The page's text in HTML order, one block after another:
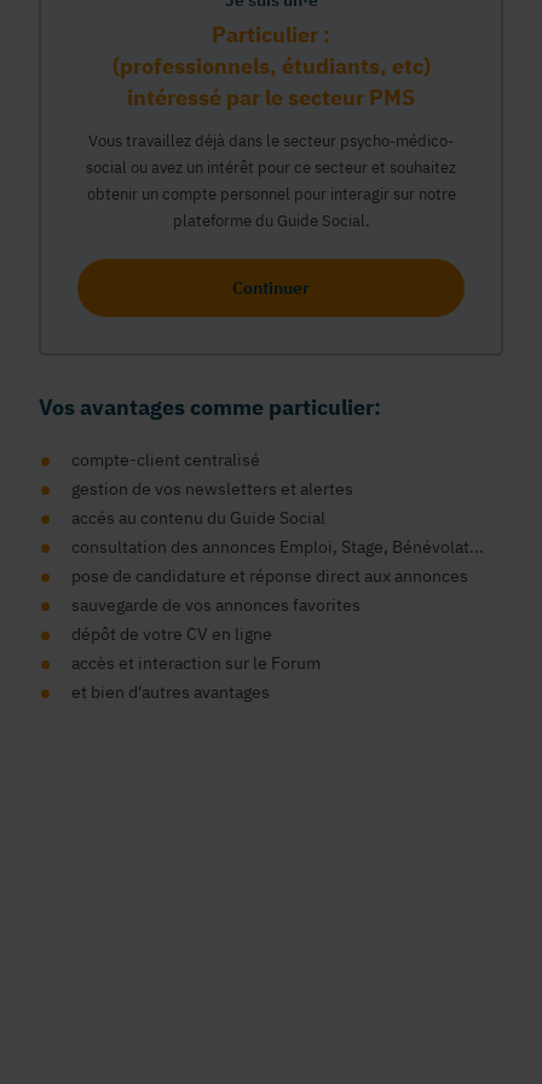
Particulier :
(professionnels, étudiants, etc)
intéressé par le secteur PMS
Vous travaillez déjà dans le secteur psycho-médico-
social ou avez un intérêt pour ce secteur et souhaitez
obtenir un compte personnel pour interagir sur notre
plateforme du Guide Social.
Continuer
Vos avantages comme particulier:
compte-client centralisé
gestion de vos newsletters et alertes
accés au contenu du Guide Social
consultation des annonces Emploi, Stage, Bénévolat...
pose de candidature et réponse direct aux annonces
sauvegarde de vos annonces favorites
dépôt de votre CV en ligne
accès et interaction sur le Forum
et bien d'autres avantages